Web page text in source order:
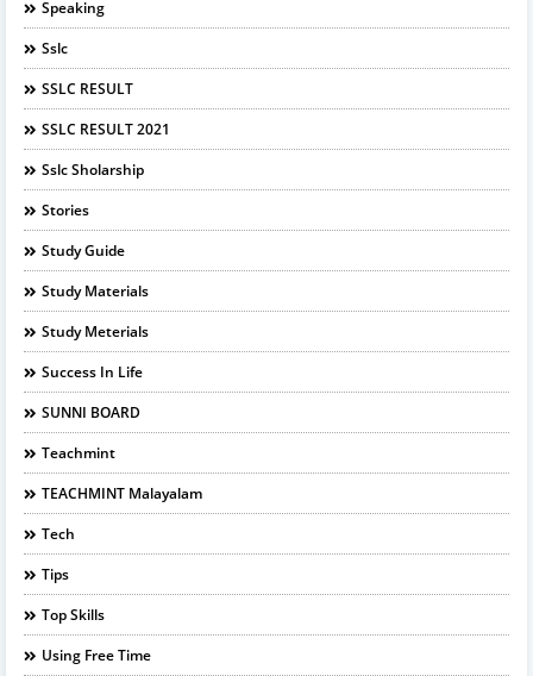
Speaking
Sslc
SSLC RESULT
SSLC RESULT 2021
Sslc Sholarship
Stories
Study Guide
Study Materials
Study Meterials
Success In Life
SUNNI BOARD
Teachmint
TEACHMINT Malayalam
Tech
Tips
Top Skills
Using Free Time